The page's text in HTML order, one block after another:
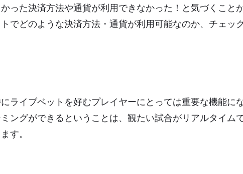
った決済方法や通貨が利用できなかった！と気づくこと
でどのような決済方法・通貨が利用可能なのか、チェッ
ライブベットを好むプレイヤーにとっては重要な機能に
ングができるということは、観たい試合がリアルタイム
す。